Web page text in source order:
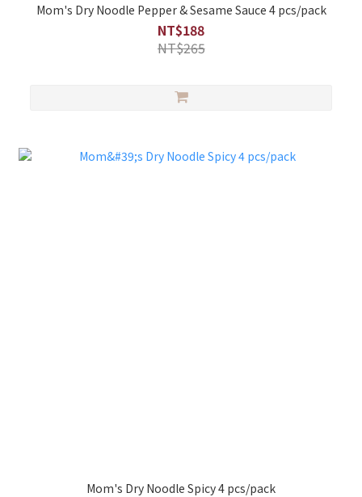
Mom's Dry Noodle Pepper & Sesame Sauce 4 pcs/pack
NT$188
NT$265
Mom's Dry Noodle Spicy 4 pcs/pack